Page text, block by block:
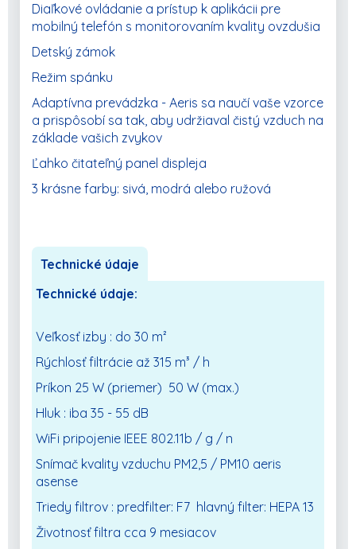
Diaľkové ovládanie a prístup k aplikácii pre
mobilný telefón s monitorovaním kvality ovzdušia
Detský zámok
Režim spánku
Adaptívna prevádzka - Aeris sa naučí vaše vzorce
a prispôsobí sa tak, aby udržiaval čistý vzduch na
základe vašich zvykov
Ľahko čitateľný panel displeja
3 krásne farby: sivá, modrá alebo ružová
Technické údaje
Technické údaje:
Veľkosť izby : do 30 m²
Rýchlosť filtrácie až 315 m³ / h
Príkon 25 W (priemer) 50 W (max.)
Hluk : iba 35 - 55 dB
WiFi pripojenie IEEE 802.11b / g / n
Snímač kvality vzduchu PM2,5 / PM10 aeris
asense
Triedy filtrov : predfilter: F7 hlavný filter: HEPA 13
Životnosť filtra cca 9 mesiacov